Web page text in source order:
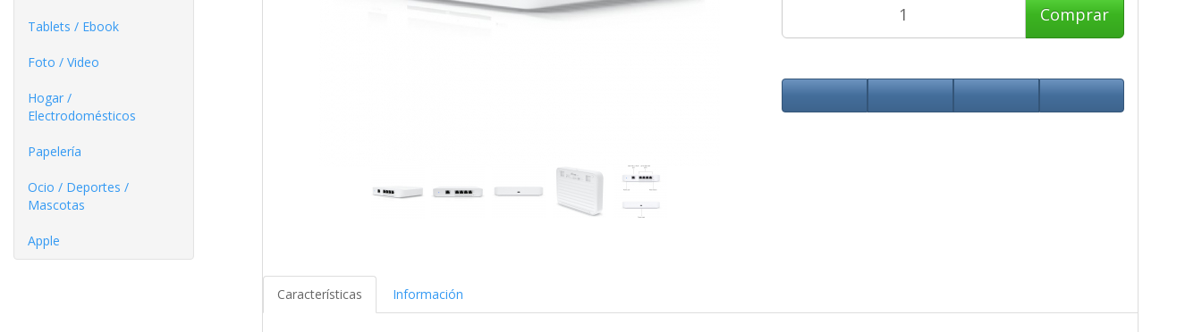
Tablets / Ebook
Foto / Video
Hogar /
Electrodomésticos
Papelería
Ocio / Deportes /
Mascotas
Apple
Comprar
Características Información